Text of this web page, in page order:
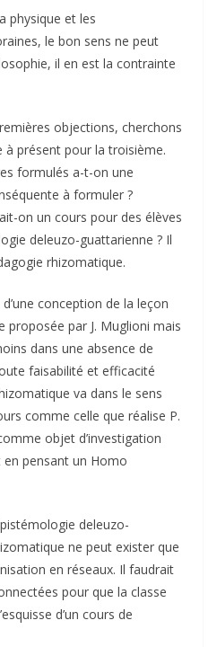
physique et les
le bon sens ne peut
il en est la contrainte
objections, cherchons
à présent pour la troisième.
formulés a-t-on une
à formuler ?
on un cours pour des élèves
deleuzo-guattarienne ? Il
rhizomatique.
conception de la leçon
proposée par J. Muglioni mais
dans une absence de
faisabilité et efficacité
va dans le sens
comme celle que réalise P.
objet d’investigation
pensant un Homo
deleuzo-
ne peut exister que
en réseaux. Il faudrait
pour que la classe
d’un cours de